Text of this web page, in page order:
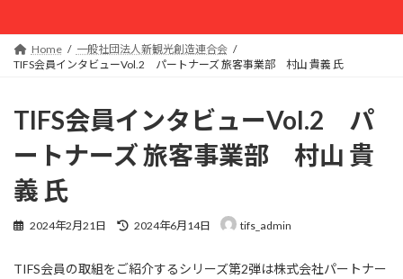
Home
一般社団法人新観光創造連合会
TIFS会員インタビューVol.2 パートナーズ 旅客事業部 村山 貴義 氏
TIFS会員インタビューVol.2 パ
ートナーズ 旅客事業部 村山 貴
義 氏
2024年2月21日
最
新
2024年6月14日 tifs_admin
TIFS会員の取組をご紹介するシリーズ第2弾は株式会社パートナー